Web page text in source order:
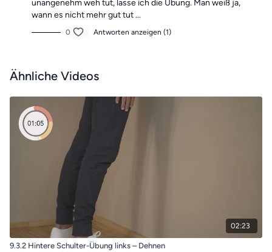
unangenehm weh tut, lasse ich die Übung. Man weiß ja,
wann es nicht mehr gut tut ...
0 Antworten anzeigen (1)
Ähnliche Videos
02:23
9.3.2 Hintere Schulter-Übung links – Dehnen